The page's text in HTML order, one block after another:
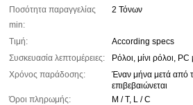
Ποσότητα παραγγελίας
min:
2 Τόνων
Τιμή:
According specs
Συσκευασία λεπτομέρειες:
Ρόλοι, μίνι ρόλοι,
Χρόνος παράδοσης:
Έναν μήνα μετά από
επιβεβαιώνεται
Όροι πληρωμής:
Μ / Τ, L / C